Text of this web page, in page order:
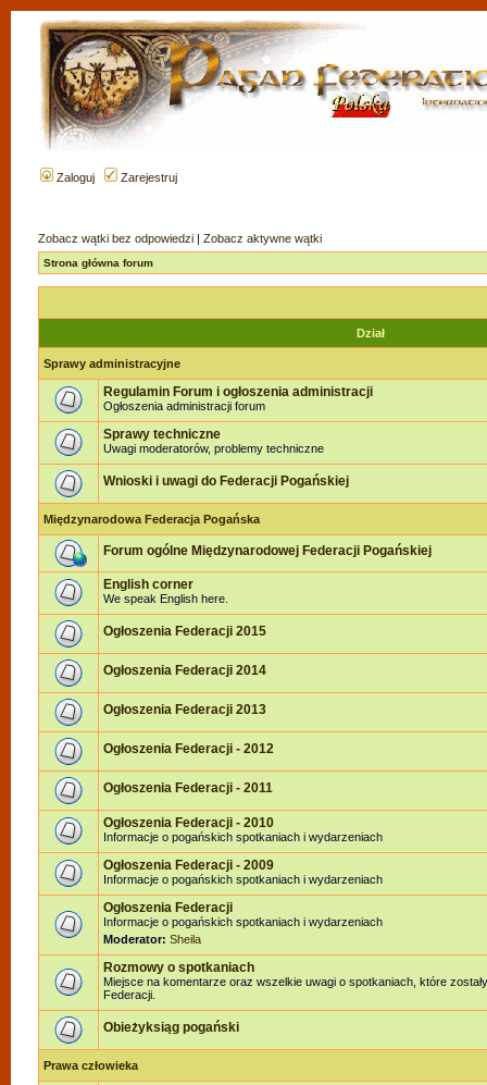
Zaloguj Zarejestruj
Zobacz wątki bez odpowiedzi | Zobacz aktywne wątki
Strona główna forum
Dział
Sprawy administracyjne
Regulamin Forum i ogłoszenia administracji
Ogłoszenia administracji forum
Sprawy techniczne
Uwagi moderatorów, problemy techniczne
Wnioski i uwagi do Federacji Pogańskiej
Międzynarodowa Federacja Pogańska
Forum ogólne Międzynarodowej Federacji Pogańskiej
English corner
We speak English here.
Ogłoszenia Federacji 2015
Ogłoszenia Federacji 2014
Ogłoszenia Federacji 2013
Ogłoszenia Federacji - 2012
Ogłoszenia Federacji - 2011
Ogłoszenia Federacji - 2010
Informacje o pogańskich spotkaniach i wydarzeniach
Ogłoszenia Federacji - 2009
Informacje o pogańskich spotkaniach i wydarzeniach
Ogłoszenia Federacji
Informacje o pogańskich spotkaniach i wydarzeniach
Moderator: Sheila
Rozmowy o spotkaniach
Miejsce na komentarze oraz wszelkie uwagi o spotkaniach, które
Federacji.
Obieżyksiąg pogański
Prawa człowieka